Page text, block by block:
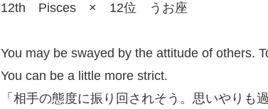
12th Pisces × 12位 うお座
You may be swayed by the attitude of others.
You can be a little more strict.
「相手の態度に振り回されそう。思いやりも